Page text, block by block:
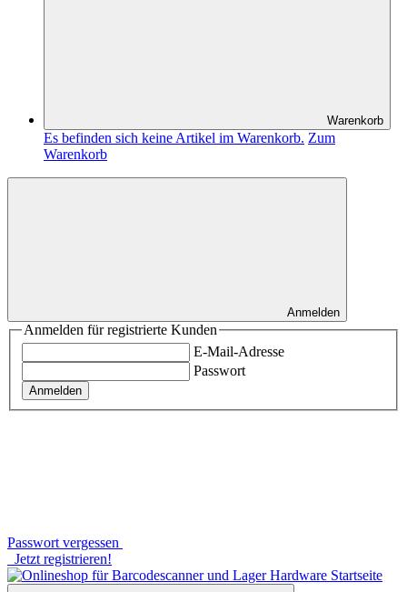
Warenkorb
Es befinden sich keine Artikel im Warenkorb. Zum
Warenkorb
Anmelden
Anmelden für registrierte Kunden
E-Mail-Adresse
Passwort
Anmelden
Passwort vergessen
Jetzt registrieren!